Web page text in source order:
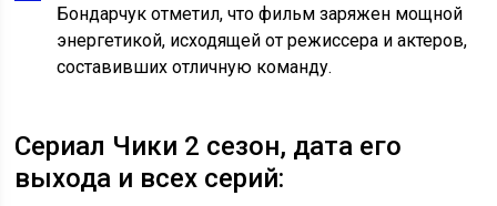
Бондарчук отметил, что фильм заряжен мощной
энергетикой, исходящей от режиссера и актеров,
составивших отличную команду.
Сериал Чики 2 сезон, дата его
выхода и всех серий: